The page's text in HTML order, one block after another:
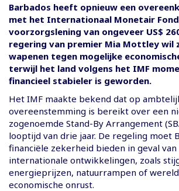
Barbados heeft opnieuw een
met het Internationaal Monetair
voorzorgslening van ongeveer US$
regering van premier Mia Mottley wil
wapenen tegen mogelijke
terwijl het land volgens het IMF
financieel stabieler is geworden.
Het IMF maakte bekend dat op
overeenstemming is bereikt over een
zogenoemde Stand-By Arrangement
looptijd van drie jaar. De regeling moet
financiële zekerheid bieden in geval
internationale ontwikkelingen, zoals
energieprijzen, natuurrampen of
economische onrust.